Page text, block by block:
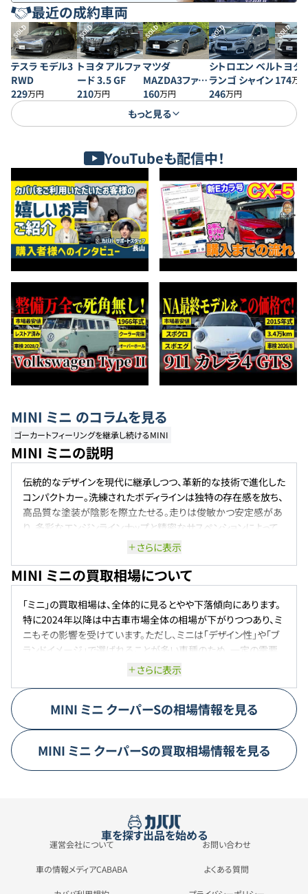
最近の成約車両
SOLD
テスラ モデル3
RWD
229万円
SOLD
トヨタ アルファ
ード 3.5 GF
210万円
SOLD
マツダ
MAZDA3ファス
トバック 20S プ
ロアクティブ
160万円
SOLD
シトロエン ベル
ランゴ シャイン
246万円
SOLD
トヨタ
174万円
もっと見る
YouTubeも配信中！
MINI ミニ のコラムを見る
ゴーカートフィーリングを継承し続けるMINI
MINI ミニの説明
伝統的なデザインを現代に継承しつつ、革新的な技術で進化した
コンパクトカー。洗練されたボディラインは独特の存在感を放ち、
高品質な塗装が陰影を際立たせる。走りは俊敏かつ安定感があ
り、多彩なエンジンラインナップと精密なサスペンションによって、
軽快でスポーティなドライビングが楽しめる。快適装備も充実し、
されている。
さらに表示
MINI ミニの買取相場について
「ミニ」の買取相場は、全体的に見るとやや下落傾向にあります。
特に2024年以降は中古車市場全体の相場が下がりつつあり、ミ
ニもその影響を受けています。ただし、ミニは「デザイン性」や「ブ
ランドイメージ」で選ばれることが多い車種のため、一定の需要
は根強くあります。特にクーパーSやジョンクーパーワークスなど
が期待できるケースもあります。一方で、スタンダードなグレード
や過走行車、年式が古いモデルは相場がやや厳しく、想定より安
い査定額になることも少なくありません。また、輸入車特有の「メ
く、それが中古市場での価格に影響しています。今後も「高リセー
ル車」とは言いにくいものの、ミニならではの個性や人気がある
さらに表示
MINI ミニクーパーSの相場情報を見る
MINI ミニクーパーSの買取相場情報を見る
車を探す出品を始める
運営会社について お問い合わせ
車の情報メディアCABABA よくある質問